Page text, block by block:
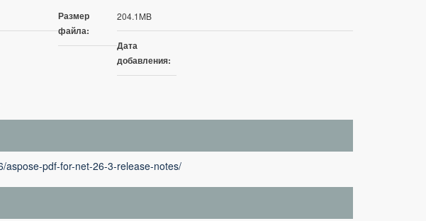
Размер
файла:
204.1MB
Дата
добавления:
aspose-pdf-for-net-26-3-release-notes/